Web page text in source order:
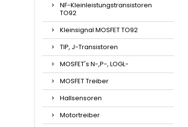
NF-Kleinleistungstransistoren
TO92
Kleinsignal MOSFET TO92
TIP, J-Transistoren
MOSFET's N-,P-, LOGL-
MOSFET Treiber
Hallsensoren
Motortreiber